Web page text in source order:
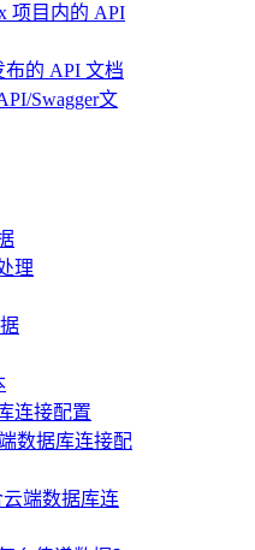
项目内的 API
布的 API 文档
Swagger文
理
连接配置
数据库连接配
云端数据库连